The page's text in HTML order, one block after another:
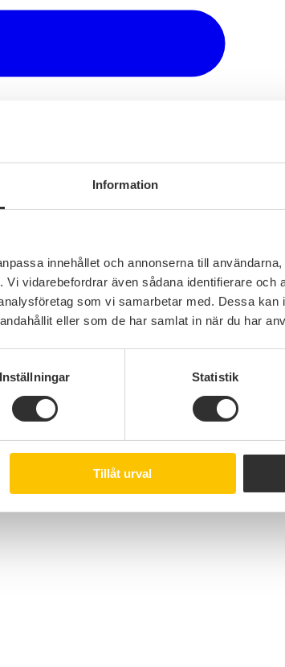
Information
innehållet och annonserna till
vidarebefordrar även sådana identifierare och
som vi samarbetar med. Dessa kan
eller som de har samlat in när du har
Inställningar Statistik
Tillåt urval